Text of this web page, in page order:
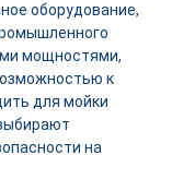
оборудование,
мощностями,
к
для мойки
на